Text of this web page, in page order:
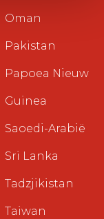
Oman
Pakistan
Papoea Nieuw
Guinea
Saoedi-Arabië
Sri Lanka
Tadzjikistan
Taiwan